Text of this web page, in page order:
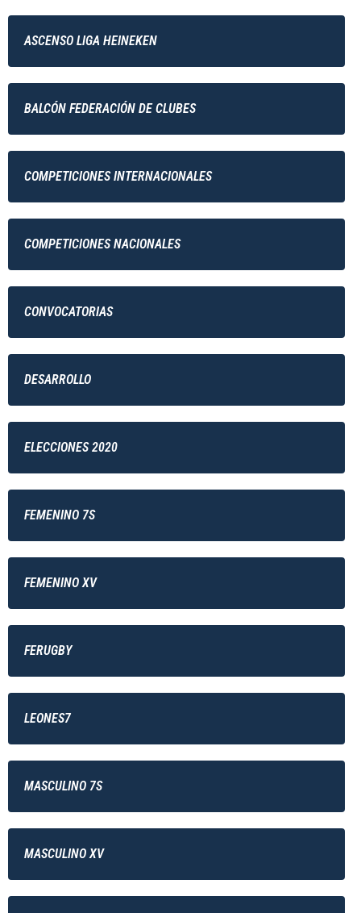
ASCENSO LIGA HEINEKEN
BALCÓN FEDERACIÓN DE CLUBES
COMPETICIONES INTERNACIONALES
COMPETICIONES NACIONALES
CONVOCATORIAS
DESARROLLO
ELECCIONES 2020
FEMENINO 7S
FEMENINO XV
FERUGBY
LEONES7
MASCULINO 7S
MASCULINO XV